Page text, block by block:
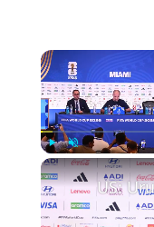
Play Unmute